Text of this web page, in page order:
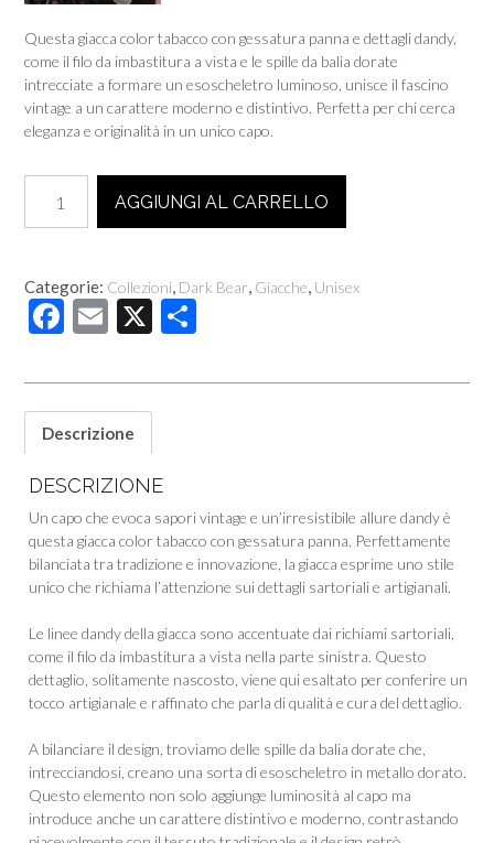
Questa giacca color tabacco con gessatura panna e dettagli dandy,
come il filo da imbastitura a vista e le spille da balia dorate
intrecciate a formare un esoscheletro luminoso, unisce il fascino
vintage a un carattere moderno e distintivo. Perfetta per chi cerca
eleganza e originalità in un unico capo.
gessata
marrone
AGGIUNGI AL CARRELLO
Categorie: Collezioni, Dark Bear, Giacche, Unisex
F
e
b
o
k
E
ail
X
n
Descrizione
DESCRIZIONE
Un capo che evoca sapori vintage e un’irresistibile allure dandy è
questa giacca color tabacco con gessatura panna. Perfettamente
bilanciata tra tradizione e innovazione, la giacca esprime uno stile
unico che richiama l’attenzione sui dettagli sartoriali e artigianali.
Le linee dandy della giacca sono accentuate dai richiami sartoriali,
come il filo da imbastitura a vista nella parte sinistra. Questo
dettaglio, solitamente nascosto, viene qui esaltato per conferire un
tocco artigianale e raffinato che parla di qualità e cura del dettaglio.
A bilanciare il design, troviamo delle spille da balia dorate che,
intrecciandosi, creano una sorta di esoscheletro in metallo dorato.
Questo elemento non solo aggiunge luminosità al capo ma
introduce anche un carattere distintivo e moderno, contrastando